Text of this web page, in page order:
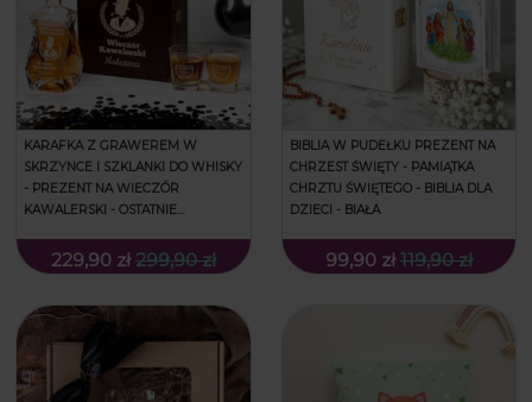
KARAFKA Z GRAWEREM W
SKRZYNCE I SZKLANKI DO WHISKY
- PREZENT NA WIECZÓR
KAWALERSKI - OSTATNIE
229,90 zł 299,90 zł
BIBLIA W PUDEŁKU PREZENT NA
CHRZEST ŚWIĘTY - PAMIĄTKA
CHRZTU ŚWIĘTEGO - BIBLIA DLA
DZIECI - BIAŁA
99,90 zł 119,90 zł